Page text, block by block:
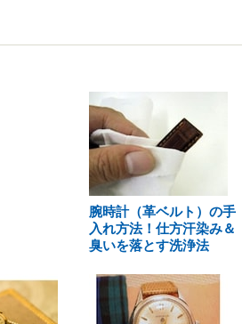
腕時計（革ベルト）の手
入れ方法！仕方汗染み＆
臭いを落とす洗浄法